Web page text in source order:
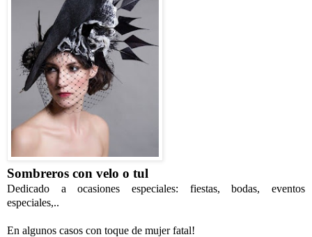
Sombreros con velo o tul
Dedicado a ocasiones especiales: fiestas, bodas, eventos
especiales,..
En algunos casos con toque de mujer fatal!